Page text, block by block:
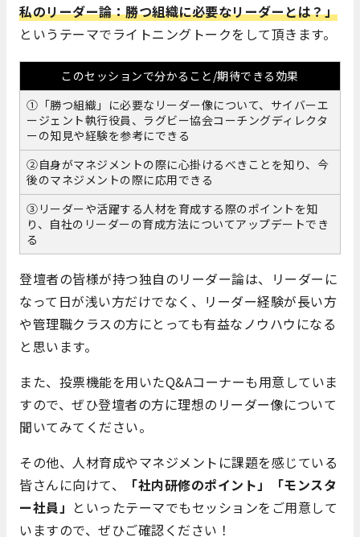
私のリーダー論：勝つ組織に必要なリーダーとは？」
というテーマでライトニングトークをして頂きます。
このセッションで分かること/期待できる効果
①「勝つ組織」に必要なリーダー像について、サイバーエ
ージェント執行役員、ラグビー協会コーチングディレクタ
ーの知見や経験を参考にできる
②自身がマネジメントの際に心掛けるべきことを知り、今
後のマネジメントの際に応用できる
③リーダーや活躍する人材を育成する際のポイントを知
り、自社のリーダーの育成方法についてアップデートでき
る
登壇者の皆様が持つ独自のリーダー論は、リーダーに
なって日が浅い方だけでなく、リーダー経験が長い方
や管理職クラスの方にとっても有益なノウハウになる
と思います。
また、投票機能を用いたQ&Aコーナーも用意していま
すので、ぜひ登壇者の方に理想のリーダー像について
聞いてみてください。
その他、人材育成やマネジメントに課題を感じている
皆さんに向けて、
「社内研修のポイント」「モンスタ
ー社員」 といったテーマでもセッションをご用意して
いますので、ぜひご確認ください！